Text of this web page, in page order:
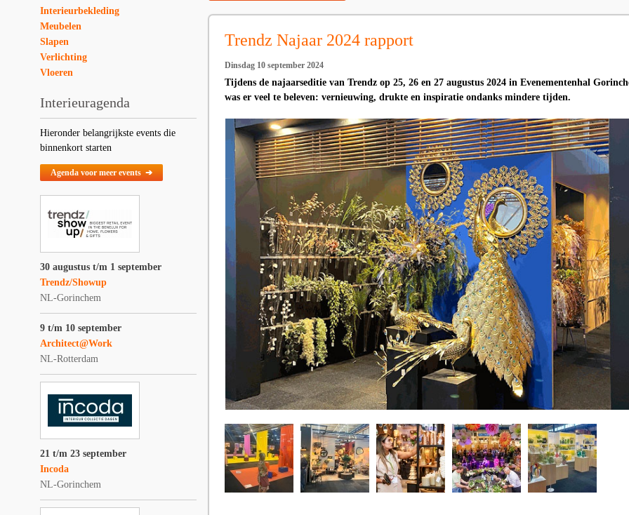
Interieurbekleding
Meubelen
Slapen
Verlichting
Vloeren
Interieuragenda
Hieronder belangrijkste events die
binnenkort starten
Agenda voor meer events ➔
30 augustus t/m 1 september
Trendz/Showup
NL-Gorinchem
9 t/m 10 september
Architect@Work
NL-Rotterdam
21 t/m 23 september
Incoda
NL-Gorinchem
Trendz Najaar 2024 rapport
Dinsdag 10 september 2024
Tijdens de najaarseditie van Trendz op 25, 26 en 27 augustus 2024 in Evenementenhal
was er veel te beleven: vernieuwing, drukte en inspiratie ondanks mindere tijden.